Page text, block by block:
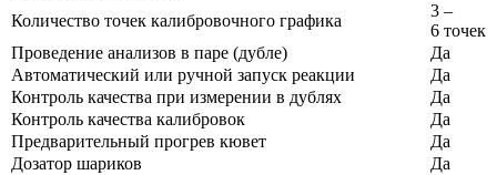
Количество точек калибровочного графика
3 –
6 точек
Проведение анализов в паре (дубле)
Да
Автоматический или ручной запуск реакции
Да
Контроль качества при измерении в дублях
Да
Контроль качества калибровок
Да
Предварительный прогрев кювет
Да
Дозатор шариков
Да